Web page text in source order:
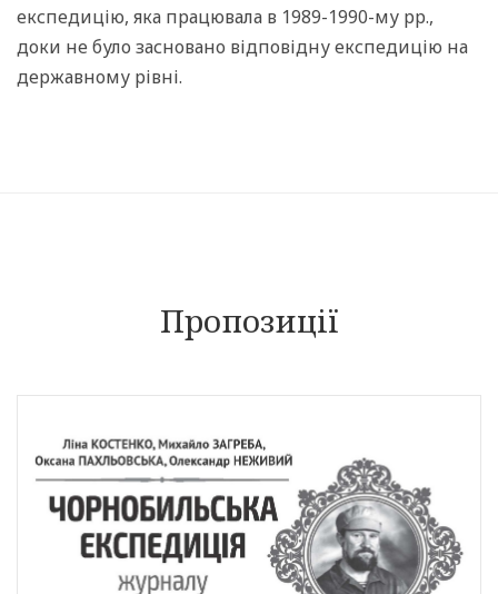
експедицію, яка працювала в 1989-1990-му рр.,
доки не було засновано відповідну експедицію на
державному рівні.
Пропозиції